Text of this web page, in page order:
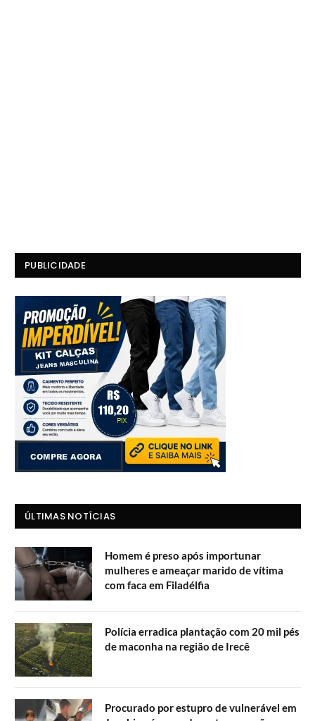
PUBLICIDADE
ÚLTIMAS NOTÍCIAS
Homem é preso após importunar
mulheres e ameaçar marido de vítima
com faca em Filadélfia
Polícia erradica plantação com 20 mil pés
de maconha na região de Irecê
Procurado por estupro de vulnerável em